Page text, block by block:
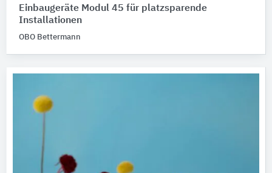
Einbaugeräte Modul 45 für platzsparende
Installationen
OBO Bettermann